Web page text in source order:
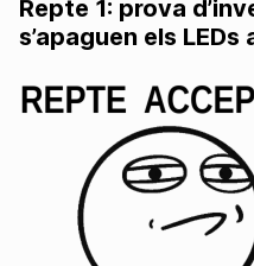
Repte 1: prova
s’apaguen els